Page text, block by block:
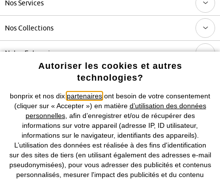
Nos Services
Nos Collections
Notre Entreprise
Retrouvez bonprix sur
Prix indiqués TVA comprise avec en susfrais de port & de service
CGV Données personnelles Paramètres des cookies
Mentions légales Résilier le contrat
Autoriser les cookies et autres
technologies?
bonprix et nos dix partenaires ont besoin de votre consentement
(cliquer sur « Accepter ») en matière d’utilisation des données
personnelles, afin d’enregistrer et/ou de récupérer des
informations sur votre appareil (adresse IP, ID utilisateur,
informations sur le navigateur, identifiants des appareils).
L’utilisation des données est réalisée à des fins d'identification
sur des sites de tiers (en utilisant également des adresses e-mail
pseudonymisées), pour vous adresser des publicités et contenus
personnalisés, mesurer l'impact des publicités et du contenu